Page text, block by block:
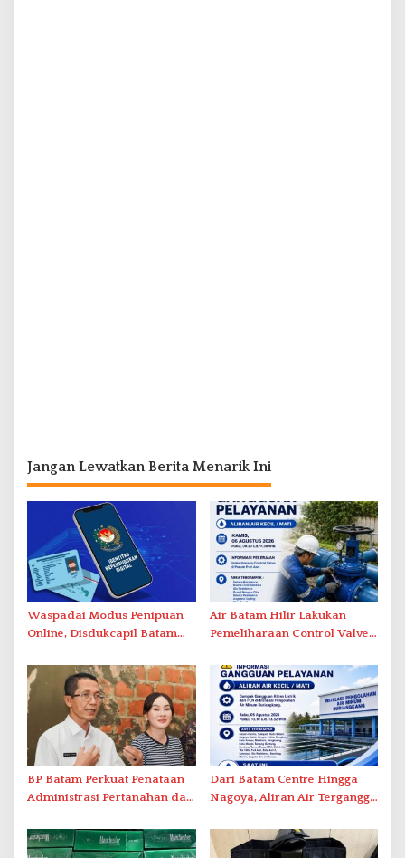
Jangan Lewatkan Berita Menarik Ini
Waspadai Modus Penipuan
Online, Disdukcapil Batam
Tatap Muka
Air Batam Hilir Lakukan
Pemeliharaan Control Valve,
BP Batam Perkuat Penataan
Administrasi Pertanahan dan
Dari Batam Centre Hingga
Nagoya, Aliran Air Terganggu
Duriangkang